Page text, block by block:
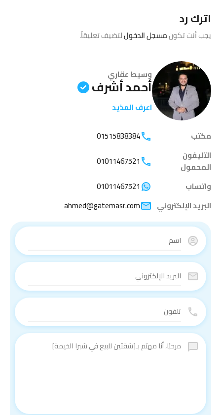
اترك رد
يجب أنت تكونمسجل الدخوللتضيف تعليقاً.
وسيط عقاري
أحمد أشرف
اعرف المذيد
مكتب
01515838384
التليفون
المحمول
01011467521
واتساب
01011467521
البريد الإلكتروني
ahmed@gatemasr.com